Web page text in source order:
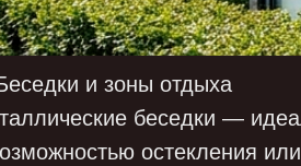
и зоны отдыха
беседки —
остекления